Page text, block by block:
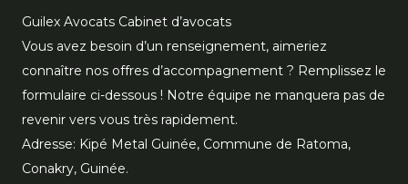
Guilex Avocats Cabinet d’avocats
Vous avez besoin d’un renseignement, aimeriez
connaître nos offres d’accompagnement ? Remplissez le
formulaire ci-dessous ! Notre équipe ne manquera pas de
revenir vers vous très rapidement.
Adresse: Kipé Metal Guinée, Commune de Ratoma,
Conakry, Guinée.